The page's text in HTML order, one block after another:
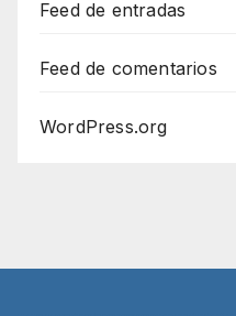
Feed de entradas
Feed de comentarios
WordPress.org